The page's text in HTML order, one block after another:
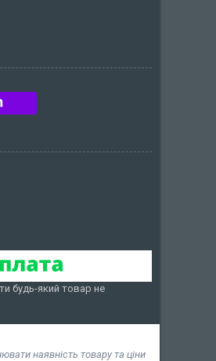
будь-який товар не
наявність товару та ціни